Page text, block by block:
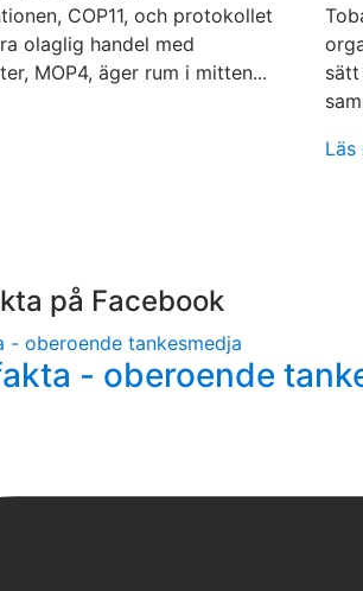
COP11, och protokollet
olaglig handel med
MOP4, äger rum i mitten...
Läs
på Facebook
- oberoende